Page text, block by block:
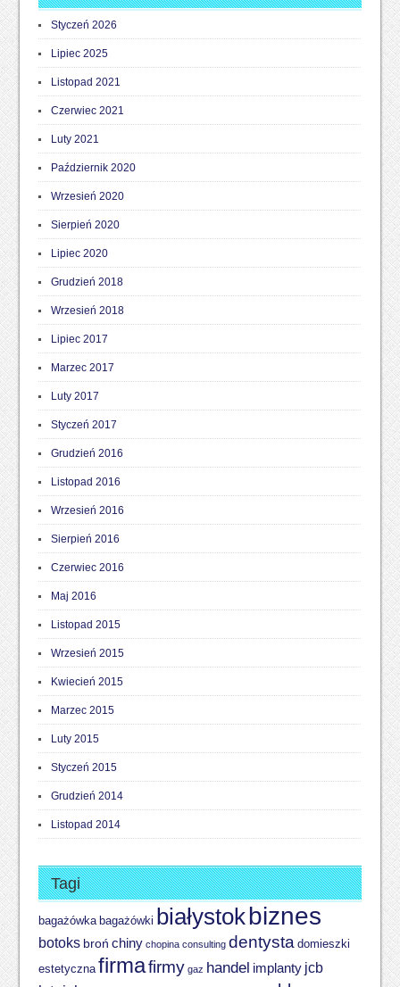
Styczeń 2026
Lipiec 2025
Listopad 2021
Czerwiec 2021
Luty 2021
Październik 2020
Wrzesień 2020
Sierpień 2020
Lipiec 2020
Grudzień 2018
Wrzesień 2018
Lipiec 2017
Marzec 2017
Luty 2017
Styczeń 2017
Grudzień 2016
Listopad 2016
Wrzesień 2016
Sierpień 2016
Czerwiec 2016
Maj 2016
Listopad 2015
Wrzesień 2015
Kwiecień 2015
Marzec 2015
Luty 2015
Styczeń 2015
Grudzień 2014
Listopad 2014
Tagi
bagażówka bagażówki białystokbiznes
botoks broń chiny chopina consulting dentysta domieszki
estetyczna firmafirmy gaz handel implanty jcb